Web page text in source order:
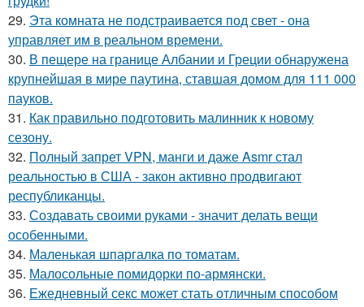
29. Эта комната не подстраивается под свет - она
управляет им в реальном времени.
30. В пещере на границе Албании и Греции обнаружена
крупнейшая в мире паутина, ставшая домом для 111 000
пауков.
31. Как правильно подготовить малинник к новому
сезону.
32. Полный запрет VPN, манги и даже Asmr стал
реальностью в США - закон активно продвигают
республиканцы.
33. Создавать своими руками - значит делать вещи
особенными.
34. Маленькая шпаргалка по томатам.
35. Малосольные помидорки по-армянски.
36. Ежедневный секс может стать отличным способом